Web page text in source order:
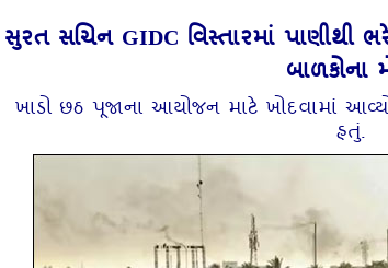
સુરત સચિન GIDC વિસ્તારમાં પાણીથી
બાળકોના
ખાડો છઠ પૂજાના આયોજન માટે ખોદવામાં
હતું.